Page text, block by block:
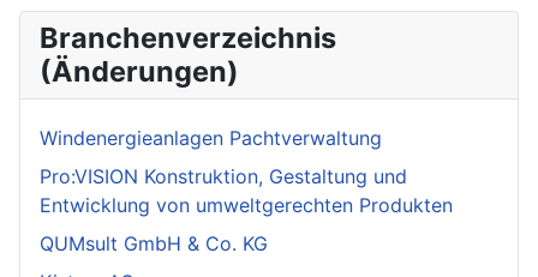
Branchenverzeichnis
(Änderungen)
Windenergieanlagen Pachtverwaltung
Pro:VISION Konstruktion, Gestaltung und
Entwicklung von umweltgerechten Produkten
QUMsult GmbH & Co. KG